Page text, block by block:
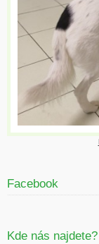
Facebook
Kde nás najdete?